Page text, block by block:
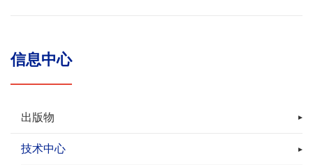
信息中心
出版物
技术中心